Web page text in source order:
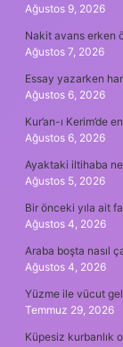
Ağustos 9, 2026
Nakit avans erken
Ağustos 7, 2026
Essay yazarken
Ağustos 6, 2026
Kur’an-ı Kerim’de
Ağustos 6, 2026
Ayaktaki iltihaba
Ağustos 5, 2026
Bir önceki yıla ait
Ağustos 4, 2026
Araba boşta nasıl
Ağustos 4, 2026
Yüzme ile vücut
Temmuz 29, 2026
Küpesiz kurbanlık